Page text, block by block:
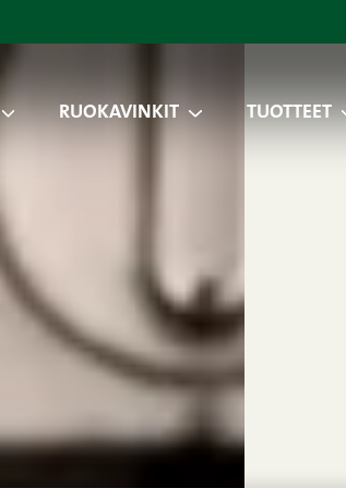
RUOKAVINKIT TUOTTEET